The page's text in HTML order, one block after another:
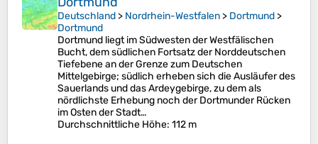
Deutschland > Nordrhein-Westfalen > Dortmund >
Dortmund
Dortmund liegt im Südwesten der Westfälischen
Bucht, dem südlichen Fortsatz der Norddeutschen
Tiefebene an der Grenze zum Deutschen
Mittelgebirge; südlich erheben sich die Ausläufer des
Sauerlands und das Ardeygebirge, zu dem als
nördlichste Erhebung noch der Dortmunder Rücken
im Osten der Stadt…
Durchschnittliche Höhe: 112 m